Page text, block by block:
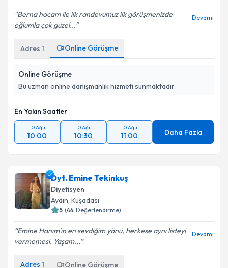
Kişisel verilerimin işlenmesine ilişkinAydınlatma
Metni'ni okudum ve kişisel verilerimin belirtilen
Berna hocam ile ilk randevumuz ilk görüşmenizde
oğlumla çok güzel...
Devamı
Adres 1 Online Görüşme
Online Görüşme
Bu uzman online danışmanlık hizmeti sunmaktadır.
En Yakın Saatler
10 Ağu
10:00
10 Ağu
10:30
10 Ağu
11:00 Daha Fazla
Dyt. Emine Tekinkuş
Diyetisyen
Aydın, Kuşadası
5 (44 Değerlendirme)
Emine Hanım'ın en sevdiğim yönü, herkese aynı listeyi
vermemesi. Yaşam...
Devamı
Adres 1 Online Görüşme